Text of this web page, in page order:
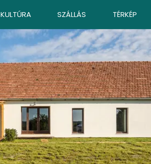
KULTÚRA SZÁLLÁS TÉRKÉP